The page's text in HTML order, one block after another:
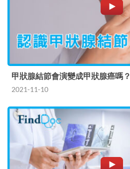
甲狀腺結節會演變成甲狀腺癌嗎？
2021-11-10